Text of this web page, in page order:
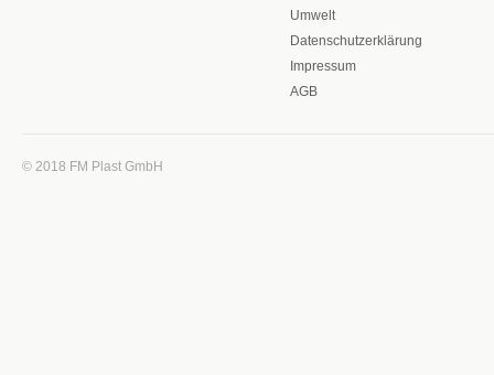
Umwelt
Datenschutzerklärung
Impressum
AGB
© 2018 FM Plast GmbH